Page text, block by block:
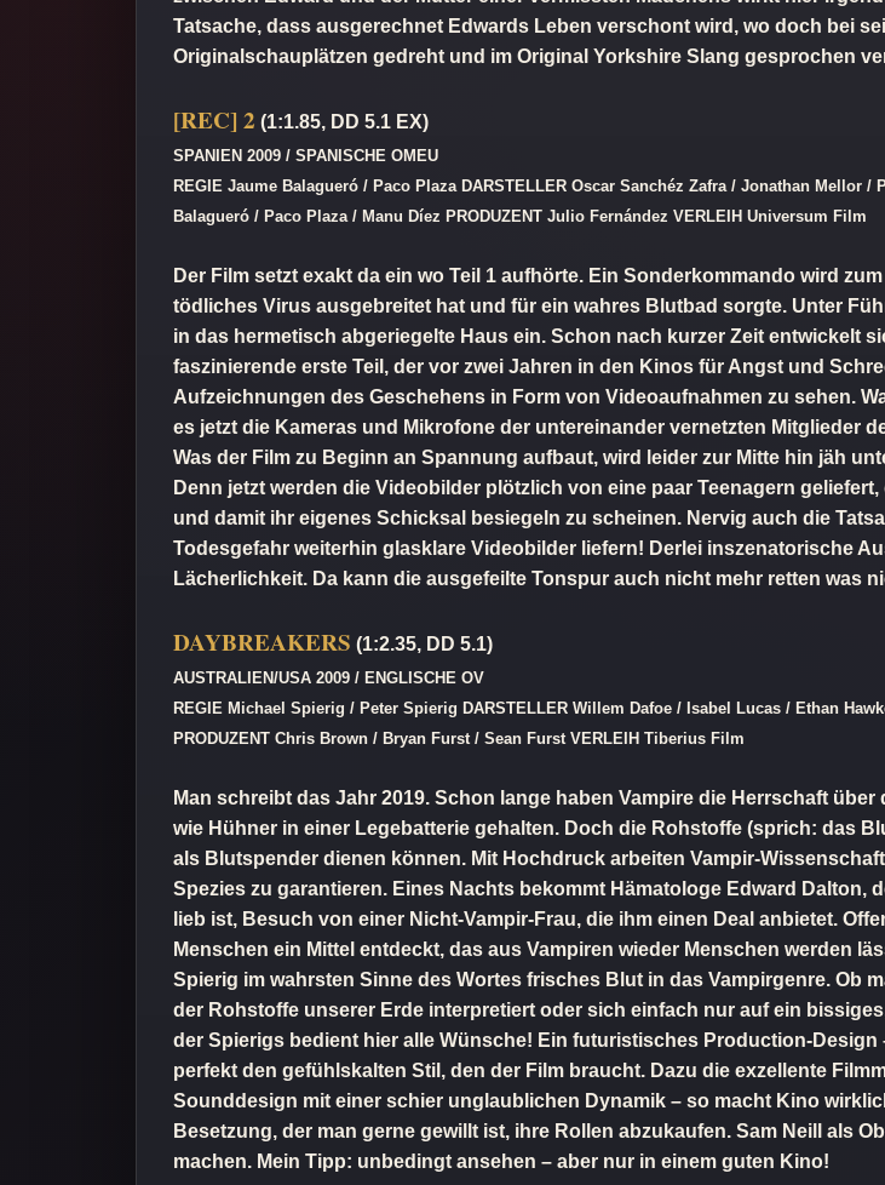
Tatsache, dass ausgerechnet Edwards Leben verschont wird, wo doch bei
Originalschauplätzen gedreht und im Original Yorkshire Slang gesprochen
[REC] 2 (1:1.85, DD 5.1 EX)
SPANIEN 2009 / SPANISCHE OMEU
REGIE Jaume Balagueró / Paco Plaza DARSTELLER Oscar Sanchéz Zafra / Jonathan Mellor
Balagueró / Paco Plaza / Manu Díez PRODUZENT Julio Fernández VERLEIH Universum Film
Der Film setzt exakt da ein wo Teil 1 aufhörte. Ein Sonderkommando wird
tödliches Virus ausgebreitet hat und für ein wahres Blutbad sorgte. Unter
in das hermetisch abgeriegelte Haus ein. Schon nach kurzer Zeit entwickelt
faszinierende erste Teil, der vor zwei Jahren in den Kinos für Angst und
Aufzeichnungen des Geschehens in Form von Videoaufnahmen zu sehen.
es jetzt die Kameras und Mikrofone der untereinander vernetzten Mitglieder
Was der Film zu Beginn an Spannung aufbaut, wird leider zur Mitte hin jäh
Denn jetzt werden die Videobilder plötzlich von eine paar Teenagern
und damit ihr eigenes Schicksal besiegeln zu scheinen. Nervig auch die
Todesgefahr weiterhin glasklare Videobilder liefern! Derlei inszenatorische
Lächerlichkeit. Da kann die ausgefeilte Tonspur auch nicht mehr retten was
DAYBREAKERS (1:2.35, DD 5.1)
AUSTRALIEN/USA 2009 / ENGLISCHE OV
REGIE Michael Spierig / Peter Spierig DARSTELLER Willem Dafoe / Isabel Lucas / Ethan
PRODUZENT Chris Brown / Bryan Furst / Sean Furst VERLEIH Tiberius Film
Man schreibt das Jahr 2019. Schon lange haben Vampire die Herrschaft
wie Hühner in einer Legebatterie gehalten. Doch die Rohstoffe (sprich: das
als Blutspender dienen können. Mit Hochdruck arbeiten Vampir-
Spezies zu garantieren. Eines Nachts bekommt Hämatologe Edward Dalton,
lieb ist, Besuch von einer Nicht-Vampir-Frau, die ihm einen Deal anbietet.
Menschen ein Mittel entdeckt, das aus Vampiren wieder Menschen werden
Spierig im wahrsten Sinne des Wortes frisches Blut in das Vampirgenre. Ob
der Rohstoffe unserer Erde interpretiert oder sich einfach nur auf ein
der Spierigs bedient hier alle Wünsche! Ein futuristisches Production-
perfekt den gefühlskalten Stil, den der Film braucht. Dazu die exzellente
Sounddesign mit einer schier unglaublichen Dynamik – so macht Kino
Besetzung, der man gerne gewillt ist, ihre Rollen abzukaufen. Sam Neill als
machen. Mein Tipp: unbedingt ansehen – aber nur in einem guten Kino!